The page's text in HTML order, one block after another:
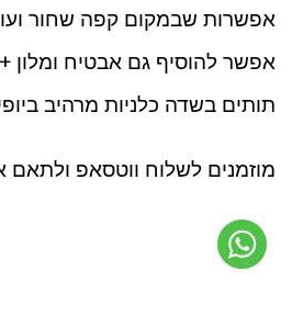
אפשרות שבמקום קפה שחור
אפשר להוסיף גם אבטיח ומלון
תותים בשדה כלניות מרהיב
מוזמנים לשלוח ווטסאפ